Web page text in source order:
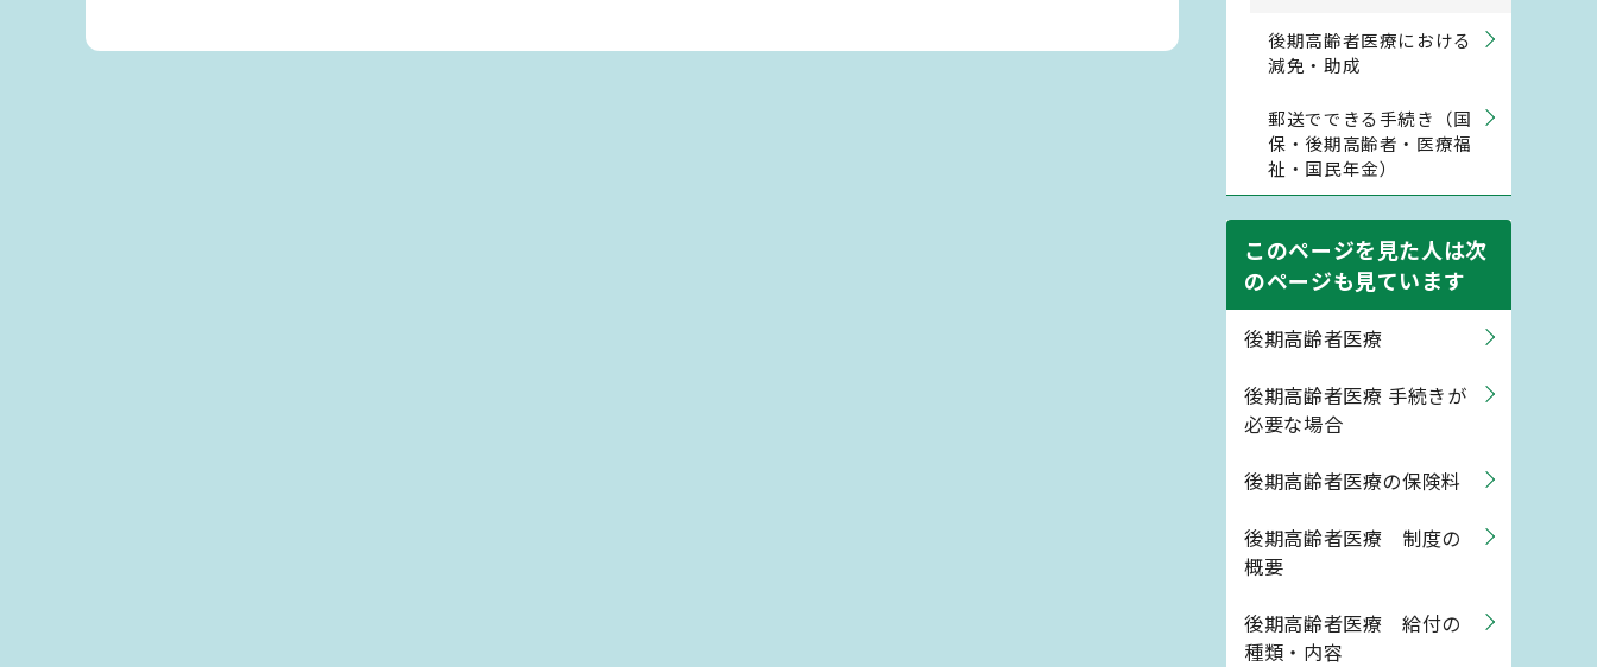
後期高齢者医療における
減免・助成
郵送でできる手続き（国
保・後期高齢者・医療福
祉・国民年金）
このページを見た人は次
のページも見ています
後期高齢者医療
後期高齢者医療 手続きが
必要な場合
後期高齢者医療の保険料
後期高齢者医療 制度の
概要
後期高齢者医療 給付の
種類・内容